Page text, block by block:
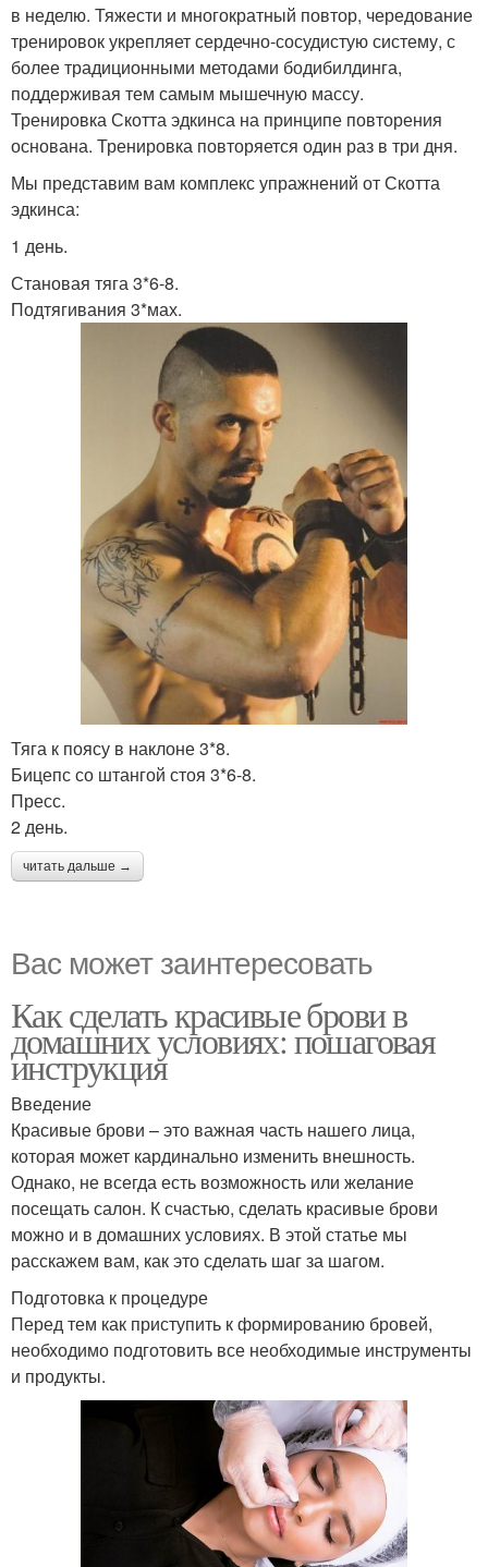
в неделю. Тяжести и многократный повтор, чередование
тренировок укрепляет сердечно-сосудистую систему, с
более традиционными методами бодибилдинга,
поддерживая тем самым мышечную массу.
Тренировка Скотта эдкинса на принципе повторения
основана. Тренировка повторяется один раз в три дня.
Мы представим вам комплекс упражнений от Скотта
эдкинса:
1 день.
Становая тяга 3*6-8.
Подтягивания 3*мах.
Тяга к поясу в наклоне 3*8.
Бицепс со штангой стоя 3*6-8.
Пресс.
2 день.
читать дальше →
Вас может заинтересовать
Как сделать красивые брови в
домашних условиях: пошаговая
инструкция
Введение
Красивые брови – это важная часть нашего лица,
которая может кардинально изменить внешность.
Однако, не всегда есть возможность или желание
посещать салон. К счастью, сделать красивые брови
можно и в домашних условиях. В этой статье мы
расскажем вам, как это сделать шаг за шагом.
Подготовка к процедуре
Перед тем как приступить к формированию бровей,
необходимо подготовить все необходимые инструменты
и продукты.